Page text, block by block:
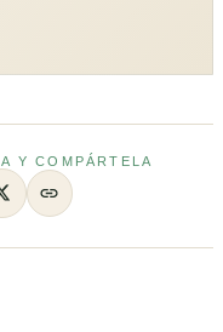
Y COMPÁRTELA